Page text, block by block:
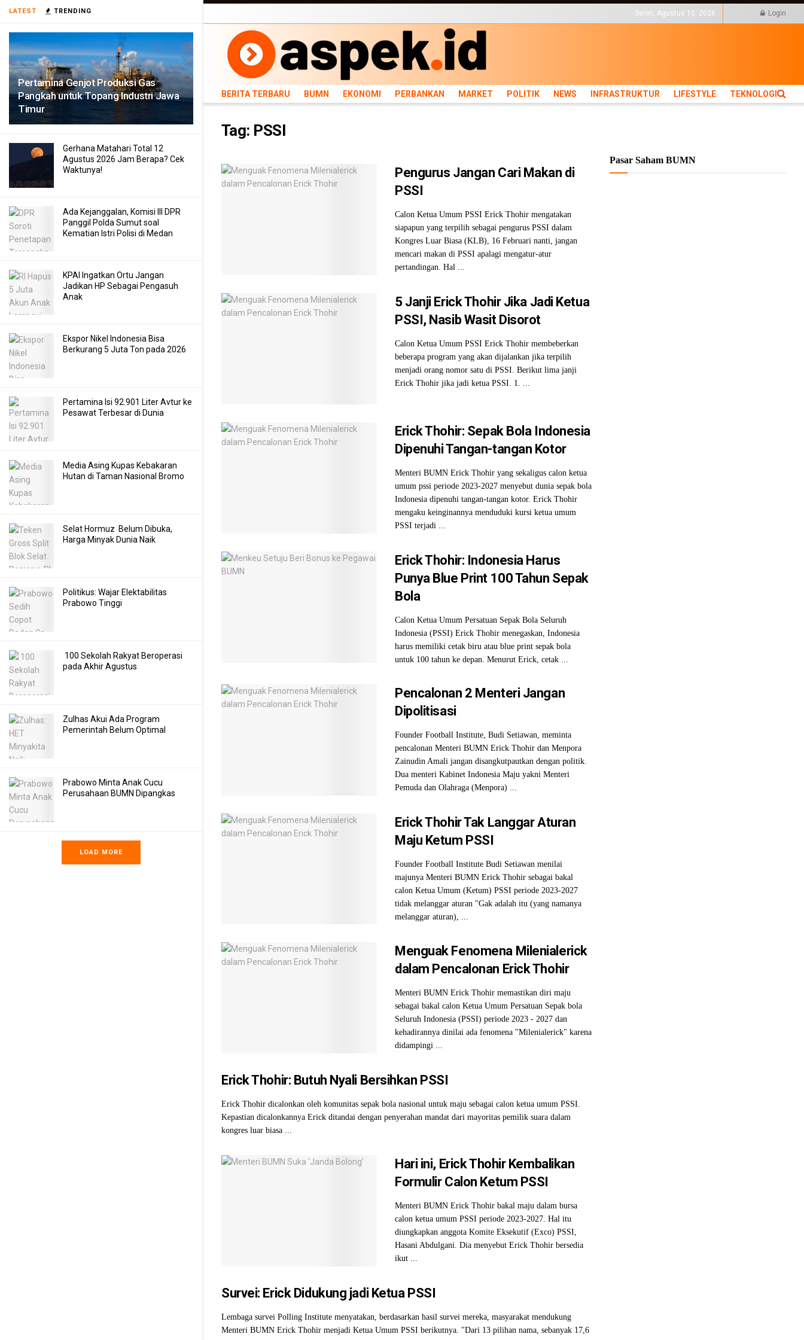
LATEST TRENDING
Pertamina Genjot Produksi Gas
Pangkah untuk Topang Industri Jawa
Timur
Gerhana Matahari Total 12
Agustus 2026 Jam Berapa? Cek
Waktunya!
Ada Kejanggalan, Komisi III DPR
Panggil Polda Sumut soal
Kematian Istri Polisi di Medan
KPAI Ingatkan Ortu Jangan
Jadikan HP Sebagai Pengasuh
Anak
Ekspor Nikel Indonesia Bisa
Berkurang 5 Juta Ton pada 2026
Pertamina Isi 92.901 Liter Avtur ke
Pesawat Terbesar di Dunia
Media Asing Kupas Kebakaran
Hutan di Taman Nasional Bromo
Selat Hormuz Belum Dibuka,
Harga Minyak Dunia Naik
Politikus: Wajar Elektabilitas
Prabowo Tinggi
100 Sekolah Rakyat Beroperasi
pada Akhir Agustus
Zulhas Akui Ada Program
Pemerintah Belum Optimal
Prabowo Minta Anak Cucu
Perusahaan BUMN Dipangkas
LOAD MORE
BERITA TERBARU BUMN EKONOMI PERBANKAN MARKET POLITIK NEWS INFRASTRUKTUR LIFESTYLE
TEKNOLOGI
Senin, Agustus 10, 2026 Login
BERITA TERBARU BUMN EKONOMI PERBANKAN MARKET POLITIK NEWS INFRASTRUKTUR LIFESTYLE TEKNOLOGI
Tag: PSSI
Pengurus Jangan Cari Makan di
PSSI
Calon Ketua Umum PSSI Erick Thohir mengatakan
siapapun yang terpilih sebagai pengurus PSSI dalam
Kongres Luar Biasa (KLB), 16 Februari nanti, jangan
mencari makan di PSSI apalagi mengatur-atur
pertandingan. Hal ...
5 Janji Erick Thohir Jika Jadi Ketua
PSSI, Nasib Wasit Disorot
Calon Ketua Umum PSSI Erick Thohir membeberkan
beberapa program yang akan dijalankan jika terpilih
menjadi orang nomor satu di PSSI. Berikut lima janji
Erick Thohir jika jadi ketua PSSI. 1. ...
Erick Thohir: Sepak Bola Indonesia
Dipenuhi Tangan-tangan Kotor
Menteri BUMN Erick Thohir yang sekaligus calon ketua
umum pssi periode 2023-2027 menyebut dunia sepak bola
Indonesia dipenuhi tangan-tangan kotor. Erick Thohir
mengaku keinginannya menduduki kursi ketua umum
PSSI terjadi ...
Erick Thohir: Indonesia Harus
Punya Blue Print 100 Tahun Sepak
Bola
Calon Ketua Umum Persatuan Sepak Bola Seluruh
Indonesia (PSSI) Erick Thohir menegaskan, Indonesia
harus memiliki cetak biru atau blue print sepak bola
untuk 100 tahun ke depan. Menurut Erick, cetak ...
Pencalonan 2 Menteri Jangan
Dipolitisasi
Founder Football Institute, Budi Setiawan, meminta
pencalonan Menteri BUMN Erick Thohir dan Menpora
Zainudin Amali jangan disangkutpautkan dengan politik.
Dua menteri Kabinet Indonesia Maju yakni Menteri
Pemuda dan Olahraga (Menpora) ...
Erick Thohir Tak Langgar Aturan
Maju Ketum PSSI
Founder Football Institute Budi Setiawan menilai
majunya Menteri BUMN Erick Thohir sebagai bakal
calon Ketua Umum (Ketum) PSSI periode 2023-2027
tidak melanggar aturan "Gak adalah itu (yang namanya
melanggar aturan), ...
Menguak Fenomena Milenialerick
dalam Pencalonan Erick Thohir
Menteri BUMN Erick Thohir memastikan diri maju
sebagai bakal calon Ketua Umum Persatuan Sepak bola
Seluruh Indonesia (PSSI) periode 2023 - 2027 dan
kehadirannya dinilai ada fenomena "Milenialerick" karena
didampingi ...
Erick Thohir: Butuh Nyali Bersihkan PSSI
Erick Thohir dicalonkan oleh komunitas sepak bola nasional untuk maju sebagai calon ketua umum PSSI.
Kepastian dicalonkannya Erick ditandai dengan penyerahan mandat dari mayoritas pemilik suara dalam
kongres luar biasa ...
Hari ini, Erick Thohir Kembalikan
Formulir Calon Ketum PSSI
Menteri BUMN Erick Thohir bakal maju dalam bursa
calon ketua umum PSSI periode 2023-2027. Hal itu
diungkapkan anggota Komite Eksekutif (Exco) PSSI,
Hasani Abdulgani. Dia menyebut Erick Thohir bersedia
ikut ...
Survei: Erick Didukung jadi Ketua PSSI
Lembaga survei Polling Institute menyatakan, berdasarkan hasil survei mereka, masyarakat mendukung
Menteri BUMN Erick Thohir menjadi Ketua Umum PSSI berikutnya. "Dari 13 pilihan nama, sebanyak 17,6
Pasar Saham BUMN